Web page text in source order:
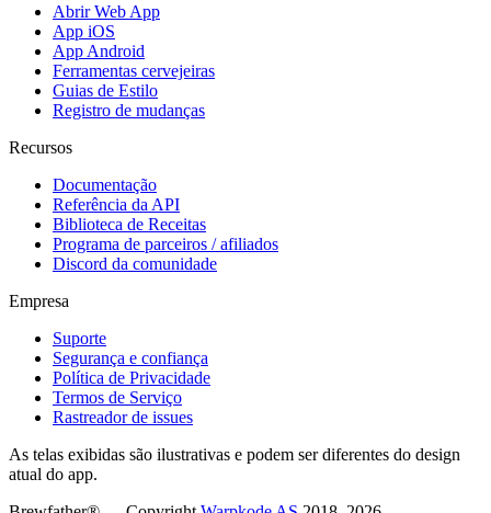
Abrir Web App
App iOS
App Android
Ferramentas cervejeiras
Guias de Estilo
Registro de mudanças
Recursos
Documentação
Referência da API
Biblioteca de Receitas
Programa de parceiros / afiliados
Discord da comunidade
Empresa
Suporte
Segurança e confiança
Política de Privacidade
Termos de Serviço
Rastreador de issues
As telas exibidas são ilustrativas e podem ser diferentes do design
atual do app.